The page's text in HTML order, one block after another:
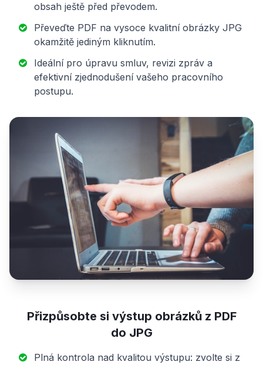
obsah ještě před převodem.
Převeďte PDF na vysoce kvalitní obrázky JPG
okamžitě jediným kliknutím.
Ideální pro úpravu smluv, revizi zpráv a
efektivní zjednodušení vašeho pracovního
postupu.
Přizpůsobte si výstup obrázků z PDF
do JPG
Plná kontrola nad kvalitou výstupu: zvolte si z